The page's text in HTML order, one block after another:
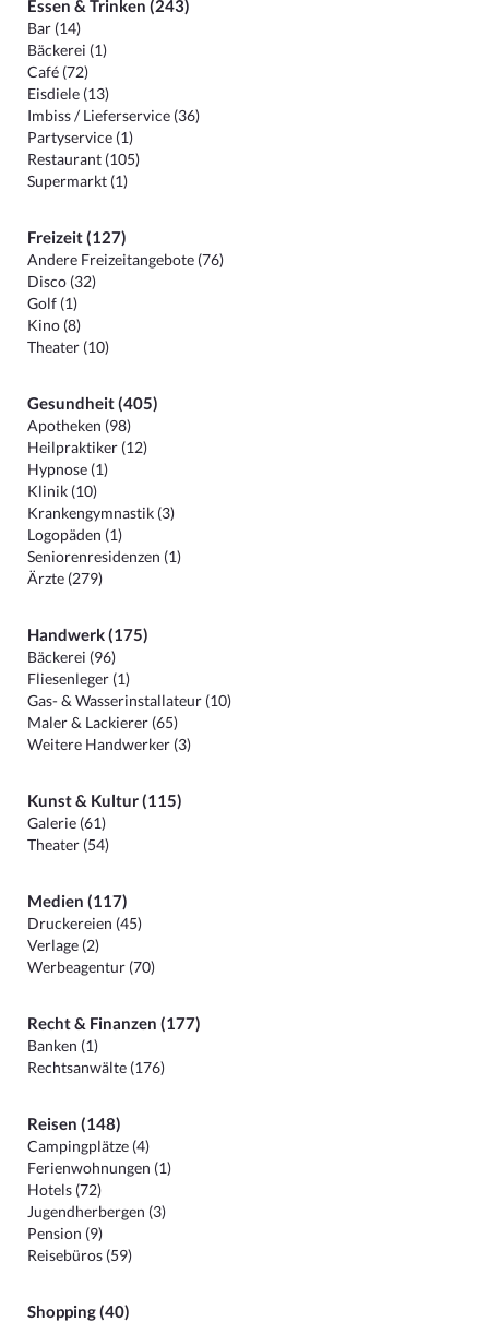
Essen & Trinken (243)
Bar (14)
Bäckerei (1)
Café (72)
Eisdiele (13)
Imbiss / Lieferservice (36)
Partyservice (1)
Restaurant (105)
Supermarkt (1)
Freizeit (127)
Andere Freizeitangebote (76)
Disco (32)
Golf (1)
Kino (8)
Theater (10)
Gesundheit (405)
Apotheken (98)
Heilpraktiker (12)
Hypnose (1)
Klinik (10)
Krankengymnastik (3)
Logopäden (1)
Seniorenresidenzen (1)
Ärzte (279)
Handwerk (175)
Bäckerei (96)
Fliesenleger (1)
Gas- & Wasserinstallateur (10)
Maler & Lackierer (65)
Weitere Handwerker (3)
Kunst & Kultur (115)
Galerie (61)
Theater (54)
Medien (117)
Druckereien (45)
Verlage (2)
Werbeagentur (70)
Recht & Finanzen (177)
Banken (1)
Rechtsanwälte (176)
Reisen (148)
Campingplätze (4)
Ferienwohnungen (1)
Hotels (72)
Jugendherbergen (3)
Pension (9)
Reisebüros (59)
Shopping (40)